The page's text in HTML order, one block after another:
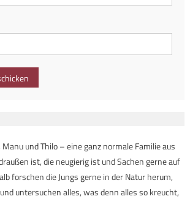
und Thilo – eine ganz normale Familie aus
ist, die neugierig ist und Sachen gerne auf
forschen die Jungs gerne in der Natur herum,
untersuchen alles, was denn alles so kreucht,